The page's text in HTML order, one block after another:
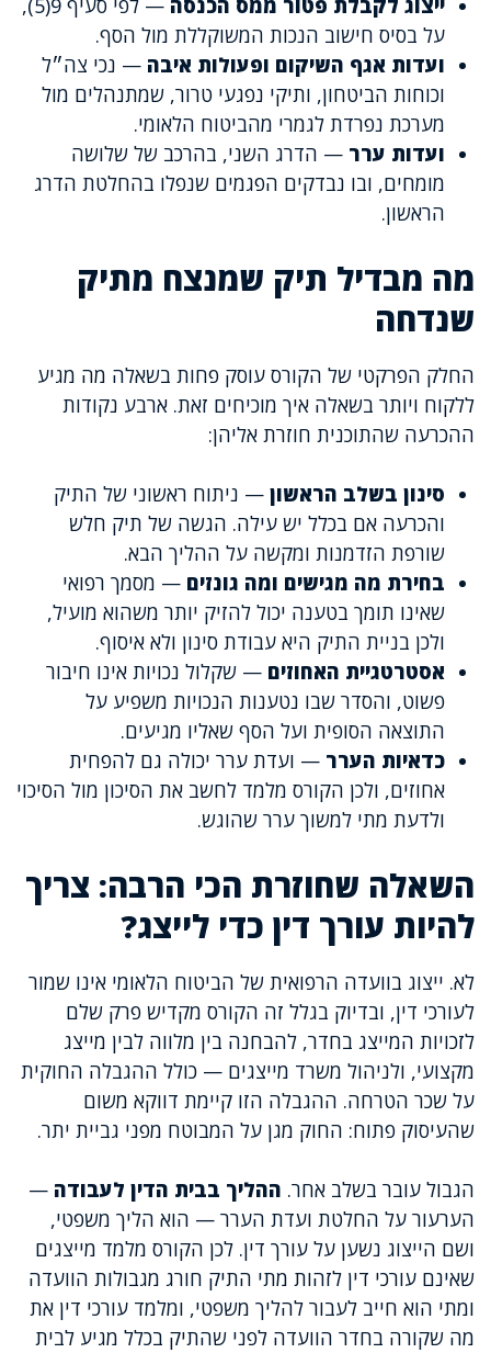
ייצוג לקבלת פטור ממס הכנסה
— לפי סעיף 9(5),
על בסיס חישוב הנכות המשוקללת מול הסף.
ועדות אגף השיקום ופעולות איבה — נכי צה״ל
וכוחות הביטחון, ותיקי נפגעי טרור, שמתנהלים מול
מערכת נפרדת לגמרי מהביטוח הלאומי.
ועדות ערר — הדרג השני, בהרכב של שלושה
מומחים, ובו נבדקים הפגמים שנפלו בהחלטת הדרג
הראשון.
מה מבדיל תיק שמנצח מתיק
שנדחה
החלק הפרקטי של הקורס עוסק פחות בשאלה מה מגיע
ללקוח ויותר בשאלה איך מוכיחים זאת. ארבע נקודות
ההכרעה שהתוכנית חוזרת אליהן:
סינון בשלב הראשון — ניתוח ראשוני של התיק
והכרעה אם בכלל יש עילה. הגשה של תיק חלש
שורפת הזדמנות ומקשה על ההליך הבא.
בחירת מה מגישים ומה גונזים — מסמך רפואי
שאינו תומך בטענה יכול להזיק יותר משהוא מועיל,
ולכן בניית התיק היא עבודת סינון ולא איסוף.
אסטרטגיית האחוזים — שקלול נכויות אינו חיבור
פשוט, והסדר שבו נטענות הנכויות משפיע על
התוצאה הסופית ועל הסף שאליו מגיעים.
כדאיות הערר — ועדת ערר יכולה גם להפחית
אחוזים, ולכן הקורס מלמד לחשב את הסיכון מול הסיכוי
ולדעת מתי למשוך ערר שהוגש.
השאלה שחוזרת הכי הרבה: צריך
להיות עורך דין כדי לייצג?
לא. ייצוג בוועדה הרפואית של הביטוח הלאומי אינו שמור
לעורכי דין, ובדיוק בגלל זה הקורס מקדיש פרק שלם
לזכויות המייצג בחדר, להבחנה בין מלווה לבין מייצג
מקצועי, ולניהול משרד מייצגים — כולל ההגבלה החוקית
על שכר הטרחה. ההגבלה הזו קיימת דווקא משום
שהעיסוק פתוח: החוק מגן על המבוטח מפני גביית יתר.
הגבול עובר בשלב אחר. ההליך בבית הדין לעבודה —
הערעור על החלטת ועדת הערר — הוא הליך משפטי,
ושם הייצוג נשען על עורך דין. לכן הקורס מלמד מייצגים
שאינם עורכי דין לזהות מתי התיק חורג מגבולות הוועדה
ומתי הוא חייב לעבור להליך משפטי, ומלמד עורכי דין את
מה שקורה בחדר הוועדה לפני שהתיק בכלל מגיע לבית